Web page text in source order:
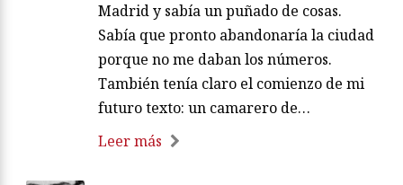
Madrid y sabía un puñado de cosas.
Sabía que pronto abandonaría la ciudad
porque no me daban los números.
También tenía claro el comienzo de mi
futuro texto: un camarero de…
Leer más